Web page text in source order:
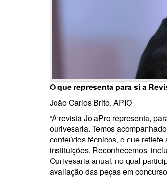
O que representa para si a
João Carlos Brito, APIO
“A revista JoiaPro representa,
ourivesaria. Temos
conteúdos técnicos, o que
instituições. Reconhecemos,
Ourivesaria anual, no qual
avaliação das peças em